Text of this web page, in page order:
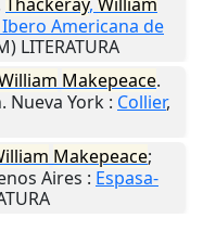
Thackeray, William
Americana de
LITERATURA
Makepeace.
Nueva York : Collier,
Makepeace;
Aires : Espasa-